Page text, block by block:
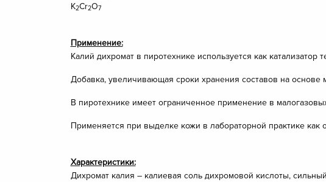
K2Cr2O7
Применение:
Калий дихромат в пиротехнике используется как
Добавка, увеличивающая сроки хранения составов на
В пиротехнике имеет ограниченное применение в
Применяется при выделке кожи в лабораторной практике как
Характеристики:
Дихромат калия – калиевая соль дихромовой кислоты,